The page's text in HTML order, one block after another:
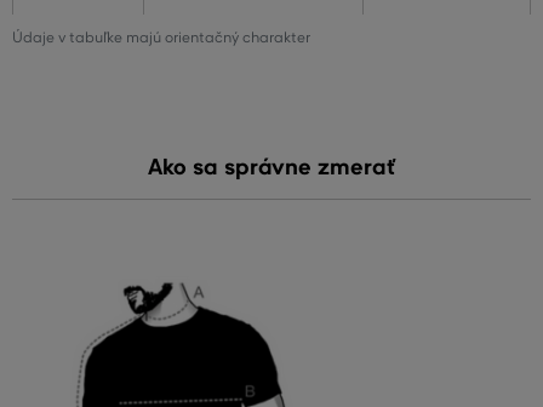
Údaje v tabuľke majú orientačný charakter
Ako sa správne zmerať